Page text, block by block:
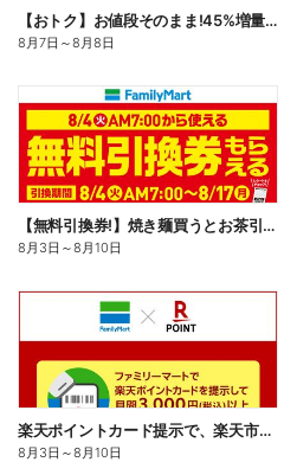
【おトク】お値段そのまま!45%増量作戦!
8月7日 ～8月8日
【無料引換券!】焼き麺買うとお茶引換券貰える!
8月3日 ～8月10日
楽天ポイントカード提示で、楽天市場でのお買い物がおトクに!
8月3日 ～8月10日